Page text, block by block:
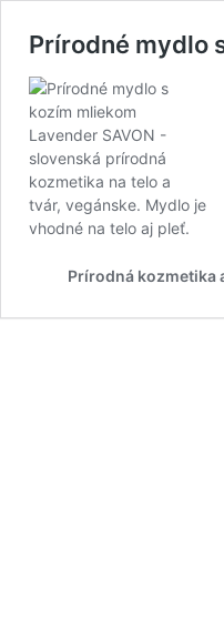
Prírodné mydlo
Prírodná kozmetika